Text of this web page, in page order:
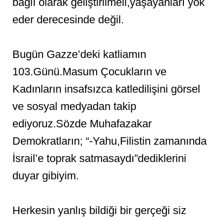
eder derecesinde değil.
Bugün Gazze’deki katliamın
103.Günü.Masum Çocukların ve
Kadınların insafsızca katledilişini görsel
ve sosyal medyadan takip
ediyoruz.Sözde Muhafazakar
Demokratların; “-Yahu,Filistin zamanında
İsrail’e toprak satmasaydı”dediklerini
duyar gibiyim.
Herkesin yanlış bildiği bir gerçeği siz